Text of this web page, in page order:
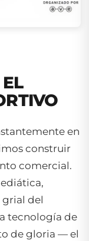
en
construir
comercial.
grial del
tecnología de
de gloria — el